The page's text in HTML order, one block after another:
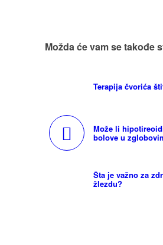
Možda će vam se takođe
Terapija čvorića
Može li
bolove u
Šta je važno za
žlezdu?